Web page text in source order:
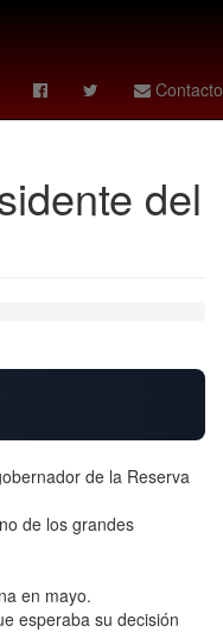
Contacto
cubs - giants
del
de la Reserva
de los grandes
en mayo.
esperaba su decisión